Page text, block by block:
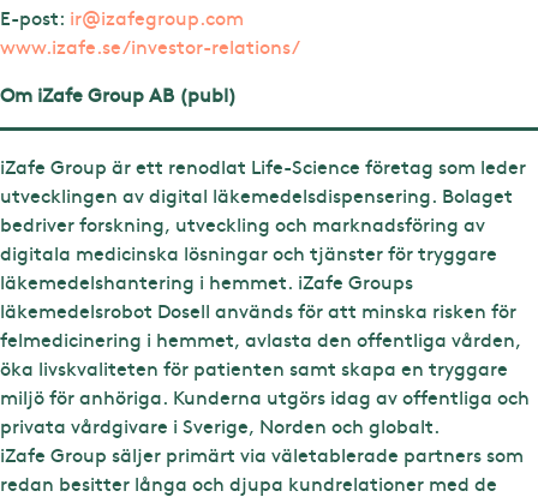
E-post: ir@izafegroup.com
www.izafe.se/investor-relations/
Om iZafe Group AB (publ)
iZafe Group är ett renodlat Life-Science företag som leder
utvecklingen av digital läkemedelsdispensering. Bolaget
bedriver forskning, utveckling och marknadsföring av
digitala medicinska lösningar och tjänster för tryggare
läkemedelshantering i hemmet. iZafe Groups
läkemedelsrobot Dosell används för att minska risken för
felmedicinering i hemmet, avlasta den offentliga vården,
öka livskvaliteten för patienten samt skapa en tryggare
miljö för anhöriga. Kunderna utgörs idag av offentliga och
privata vårdgivare i Sverige, Norden och globalt.
iZafe Group säljer primärt via väletablerade partners som
redan besitter långa och djupa kundrelationer med de